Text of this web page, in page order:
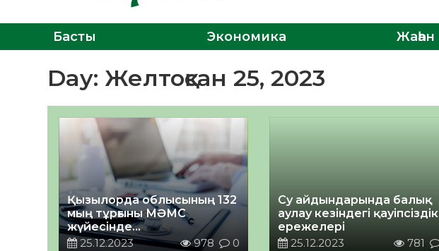
Басты Экономика Жаһан
Day: Желтоқсан 25, 2023
Қызылорда облысының 132
мың тұрғыны МӘМС
жүйесінде
сақтандырылмаған
25.12.2023 978 0
Су айдындарында балық
аулау кезіндегі қауіпсіздік
ережелері
25.12.2023
781